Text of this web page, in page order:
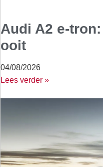
Audi A2 e-
ooit
04/08/2026
Lees verder »